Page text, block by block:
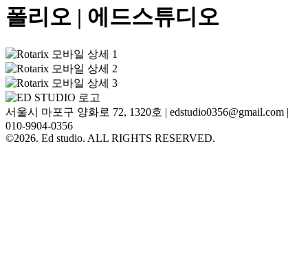
폴리오 | 에드스튜디오
서울시 마포구 양화로 72, 1320호 | edstudio0356@gmail.com |
010-9904-0356
©2026. Ed studio. ALL RIGHTS RESERVED.